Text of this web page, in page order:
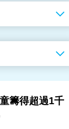
籌得超過1千